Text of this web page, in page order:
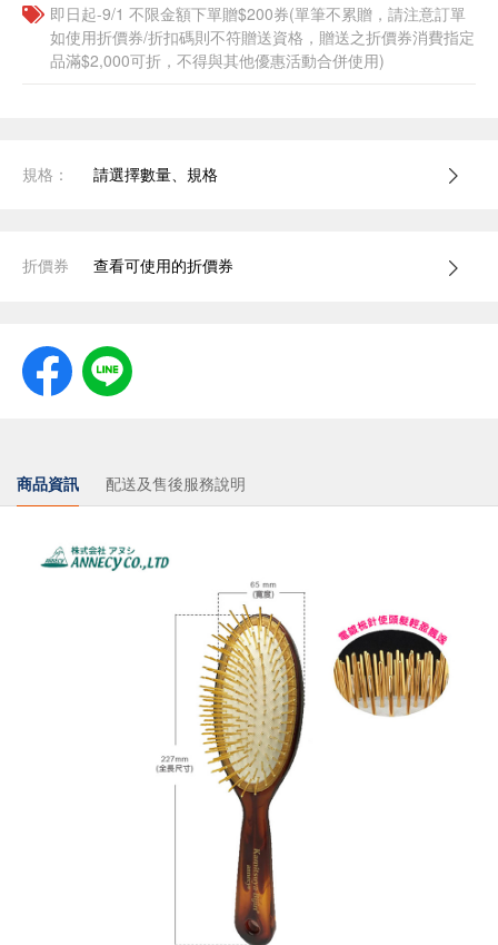
即日起-9/1 不限金額下單贈$200券(單筆不累贈，請注意訂單
如使用折價券/折扣碼則不符贈送資格，贈送之折價券消費指定
品滿$2,000可折，不得與其他優惠活動合併使用)
規格： 請選擇數量、規格
折價券 查看可使用的折價券
商品資訊 配送及售後服務說明